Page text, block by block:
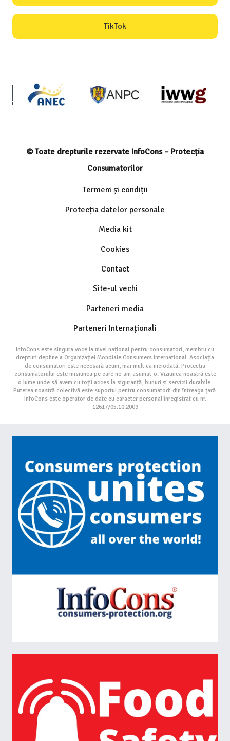
TikTok
© Toate drepturile rezervate InfoCons – Protecția
Consumatorilor
Termeni și condiții
Protecția datelor personale
Media kit
Cookies
Contact
Site-ul vechi
Parteneri media
Parteneri Internaționali
InfoCons este singura voce la nivel național pentru consumatori, membru cu
drepturi depline a Organizației Mondiale Consumers International. Asociația
de consumatori este necesară acum, mai mult ca niciodată. Protecția
consumatorului este misiunea pe care ne-am asumat-o. Viziunea noastră este
o lume unde să avem cu toții acces la siguranță, bunuri și servicii durabile.
Puterea noastră colectivă este suportul pentru consumatorii din întreaga țară.
InfoCons este operator de date cu caracter personal înregistrat cu nr.
12617/05.10.2009